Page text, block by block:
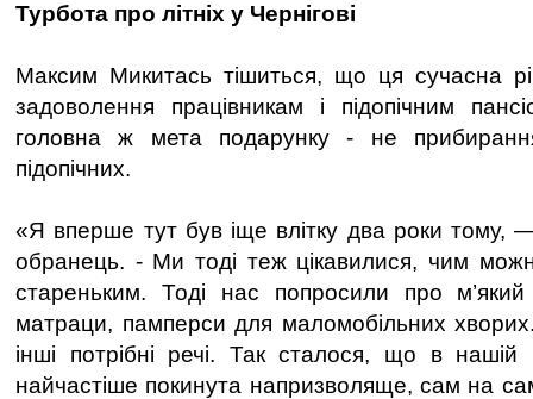
Турбота про літніх у Чернігові
Максим Микитась тішиться, що ця сучасна
задоволення працівникам і підопічним
головна ж мета подарунку - не
підопічних.
«Я вперше тут був іще влітку два роки тому,
обранець. - Ми тоді теж цікавилися, чим
стареньким. Тоді нас попросили про м’який
матраци, памперси для маломобільних
інші потрібні речі. Так сталося, що в нашій
найчастіше покинута напризволяще, сам на